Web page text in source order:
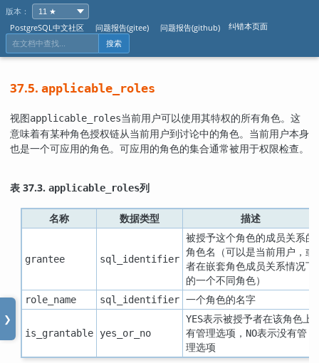
版本：
PostgreSQL中文社区
问题报告(gitee) 问题报告(github) 纠错本页面
搜索
❯
37.5. applicable_roles
视图applicable_roles当前用户可以使用其特权的所有角色。这
意味着有某种角色授权链从当前用户到讨论中的角色。当前用户本身
也是一个可应用的角色。可应用的角色的集合通常被用于权限检查。
表 37.3. applicable_roles列
名称 数据类型 描述
grantee sql_identifier
被授予这个角色的成员关系的
角色名（可以是当前用户，或
者在嵌套角色成员关系情况下
的一个不同角色）
role_name sql_identifier 一个角色的名字
is_grantable yes_or_no
YES表示被授予者在该角色上
有管理选项， NO表示没有管
理选项